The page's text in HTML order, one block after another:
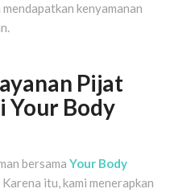
kenyamanan
Pijat
Your Body
bersama Your Body
itu, kami menerapkan